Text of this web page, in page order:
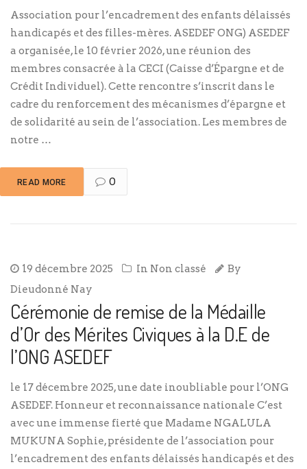
Association pour l’encadrement des enfants délaissés
handicapés et des filles-mères. ASEDEF ONG) ASEDEF
a organisée, le 10 février 2026, une réunion des
membres consacrée à la CECI (Caisse d’Épargne et de
Crédit Individuel). Cette rencontre s’inscrit dans le
cadre du renforcement des mécanismes d’épargne et
de solidarité au sein de l’association. Les membres de
notre …
READ MORE 0
19 décembre 2025 In Non classé
By
Dieudonné Nay
Cérémonie de remise de la Médaille
d’Or des Mérites Civiques à la D.E de
l’ONG ASEDEF
le 17 décembre 2025, une date inoubliable pour l’ONG
ASEDEF. Honneur et reconnaissance nationale C’est
avec une immense fierté que Madame NGALULA
MUKUNA Sophie, présidente de l’association pour
l’encadrement des enfants délaissés handicapés et des